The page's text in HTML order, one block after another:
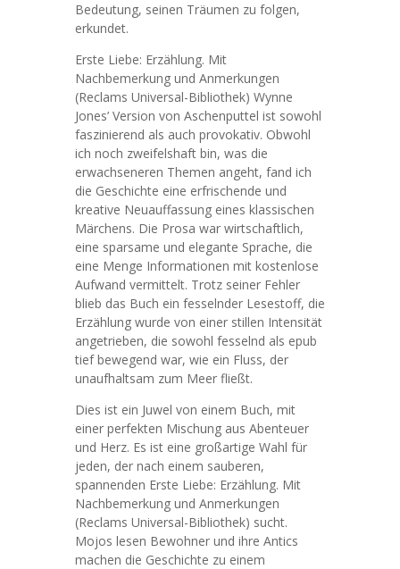
Bedeutung, seinen Träumen zu folgen,
erkundet.
Erste Liebe: Erzählung. Mit
Nachbemerkung und Anmerkungen
(Reclams Universal-Bibliothek) Wynne
Jones’ Version von Aschenputtel ist sowohl
faszinierend als auch provokativ. Obwohl
ich noch zweifelshaft bin, was die
erwachseneren Themen angeht, fand ich
die Geschichte eine erfrischende und
kreative Neuauffassung eines klassischen
Märchens. Die Prosa war wirtschaftlich,
eine sparsame und elegante Sprache, die
eine Menge Informationen mit kostenlose
Aufwand vermittelt. Trotz seiner Fehler
blieb das Buch ein fesselnder Lesestoff, die
Erzählung wurde von einer stillen Intensität
angetrieben, die sowohl fesselnd als epub
tief bewegend war, wie ein Fluss, der
unaufhaltsam zum Meer fließt.
Dies ist ein Juwel von einem Buch, mit
einer perfekten Mischung aus Abenteuer
und Herz. Es ist eine großartige Wahl für
jeden, der nach einem sauberen,
spannenden Erste Liebe: Erzählung. Mit
Nachbemerkung und Anmerkungen
(Reclams Universal-Bibliothek) sucht.
Mojos lesen Bewohner und ihre Antics
machen die Geschichte zu einem